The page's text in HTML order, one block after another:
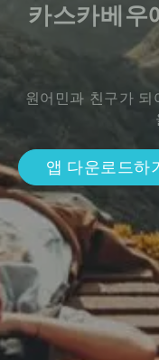
카스카베우
원어민과 친구가
앱 다운로드하